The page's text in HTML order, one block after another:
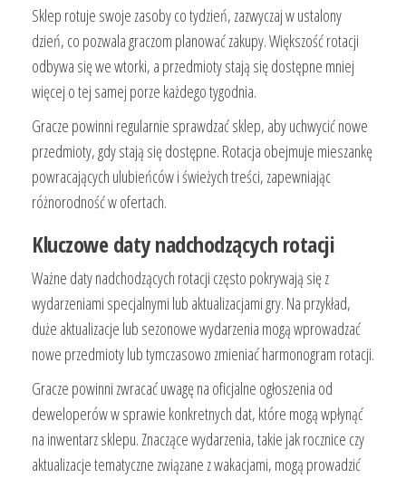
Sklep rotuje swoje zasoby co tydzień, zazwyczaj w ustalony
dzień, co pozwala graczom planować zakupy. Większość rotacji
odbywa się we wtorki, a przedmioty stają się dostępne mniej
więcej o tej samej porze każdego tygodnia.
Gracze powinni regularnie sprawdzać sklep, aby uchwycić nowe
przedmioty, gdy stają się dostępne. Rotacja obejmuje mieszankę
powracających ulubieńców i świeżych treści, zapewniając
różnorodność w ofertach.
Kluczowe daty nadchodzących rotacji
Ważne daty nadchodzących rotacji często pokrywają się z
wydarzeniami specjalnymi lub aktualizacjami gry. Na przykład,
duże aktualizacje lub sezonowe wydarzenia mogą wprowadzać
nowe przedmioty lub tymczasowo zmieniać harmonogram rotacji.
Gracze powinni zwracać uwagę na oficjalne ogłoszenia od
deweloperów w sprawie konkretnych dat, które mogą wpłynąć
na inwentarz sklepu. Znaczące wydarzenia, takie jak rocznice czy
aktualizacje tematyczne związane z wakacjami, mogą prowadzić